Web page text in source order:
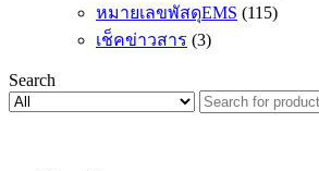
หมายเลขพัสดุEMS (115)
เช็คข่าวสาร (3)
Search